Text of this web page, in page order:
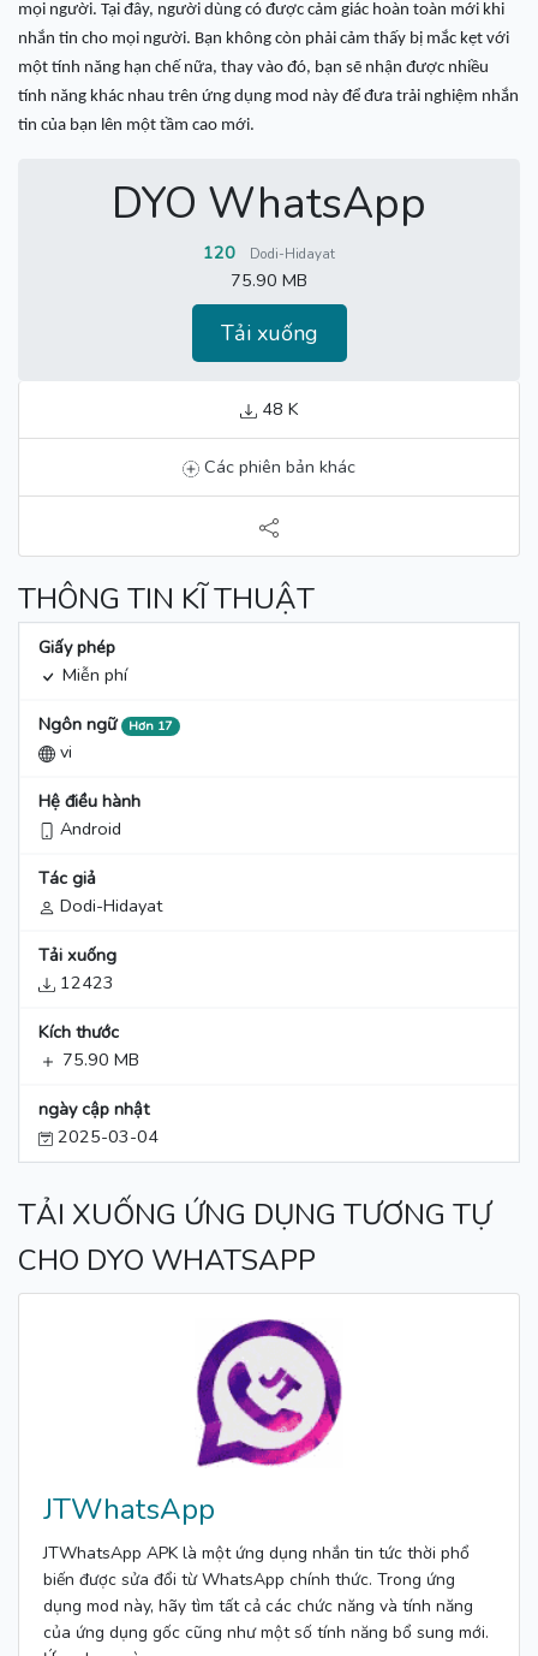
mọi người. Tại đây, người dùng có được cảm giác hoàn toàn mới khi
nhắn tin cho mọi người. Bạn không còn phải cảm thấy bị mắc kẹt với
một tính năng hạn chế nữa, thay vào đó, bạn sẽ nhận được nhiều
tính năng khác nhau trên ứng dụng mod này để đưa trải nghiệm nhắn
tin của bạn lên một tầm cao mới.
DYO WhatsApp
120 Dodi-Hidayat
75.90 MB
Tải xuống
48 K
Các phiên bản khác
THÔNG TIN KĨ THUẬT
Giấy phép
Miễn phí
Ngôn ngữ Hơn 17
vi
Hệ điều hành
Android
Tác giả
Dodi-Hidayat
Tải xuống
12423
Kích thước
75.90 MB
ngày cập nhật
2025-03-04
TẢI XUỐNG ỨNG DỤNG TƯƠNG TỰ
CHO DYO WHATSAPP
JTWhatsApp
JTWhatsApp APK là một ứng dụng nhắn tin tức thời phổ
biến được sửa đổi từ WhatsApp chính thức. Trong ứng
dụng mod này, hãy tìm tất cả các chức năng và tính năng
của ứng dụng gốc cũng như một số tính năng bổ sung mới.